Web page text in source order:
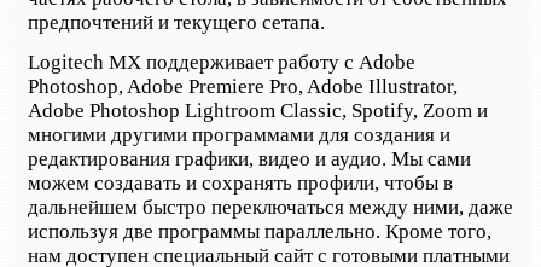
предпочтений и текущего сетапа.
Logitech MX поддерживает работу с Adobe
Photoshop, Adobe Premiere Pro, Adobe Illustrator,
Adobe Photoshop Lightroom Classic, Spotify, Zoom и
многими другими программами для создания и
редактирования графики, видео и аудио. Мы сами
можем создавать и сохранять профили, чтобы в
дальнейшем быстро переключаться между ними, даже
используя две программы параллельно. Кроме того,
нам доступен специальный сайт с готовыми платными